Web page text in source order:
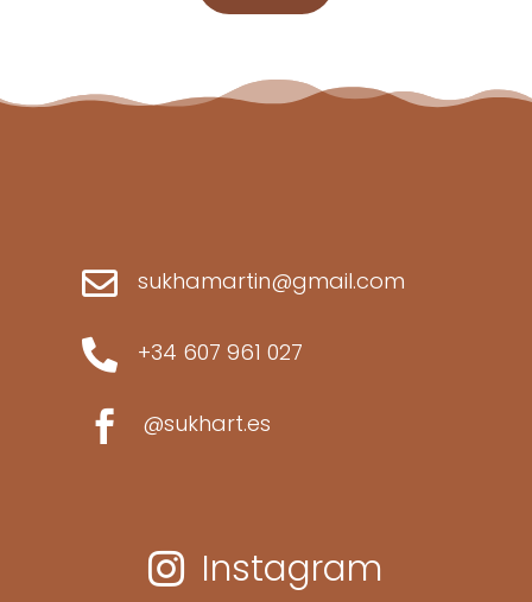
 sukhamartin@gmail.com
 +34 607 961 027
 @sukhart.es
 Instagram